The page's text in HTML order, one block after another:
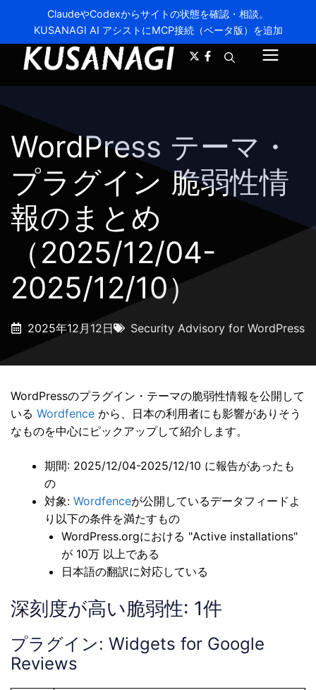
ClaudeやCodexからサイトの状態を確認・相談。
KUSANAGI AI アシストにMCP接続（ベータ版）を追加
ニ
WordPress テーマ・
プラグイン 脆弱性情
報のまとめ
（2025/12/04-
2025/12/10）
2025年12月12日 Security Advisory for WordPress
WordPressのプラグイン・テーマの脆弱性情報を公開して
いる Wordfence から、日本の利用者にも影響がありそう
なものを中心にピックアップして紹介します。
期間: 2025/12/04-2025/12/10 に報告があったも
の
対象: Wordfenceが公開しているデータフィードよ
り以下の条件を満たすもの
WordPress.orgにおける "Active installations"
が 10万 以上である
日本語の翻訳に対応している
深刻度が高い脆弱性: 1件
プラグイン: Widgets for Google
Reviews
A- A+